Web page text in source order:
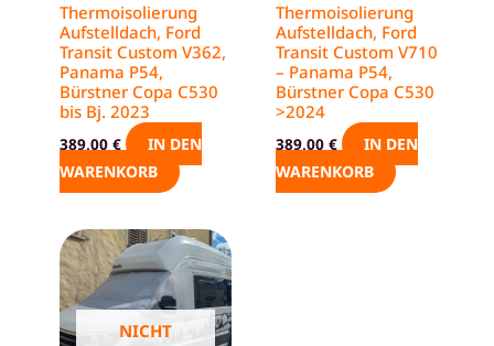
Thermoisolierung
Aufstelldach, Ford
Transit Custom V362,
Panama P54,
Bürstner Copa C530
bis Bj. 2023
389,00€
IN DEN
WARENKORB
Thermoisolierung
Aufstelldach, Ford
Transit Custom V710
– Panama P54,
Bürstner Copa C530
>2024
389,00 €
IN DEN
WARENKORB
NICHT